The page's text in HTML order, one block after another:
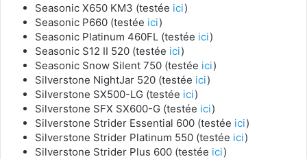
Seasonic X650 KM3 (testée ici)
Seasonic P660 (testée ici)
Seasonic Platinum 460FL (testée ici)
Seasonic S12 II 520 (testée ici)
Seasonic Snow Silent 750 (testée ici)
Silverstone NightJar 520 (testée ici)
Silverstone SX500-LG (testée ici)
Silverstone SFX SX600-G (testée ici)
Silverstone Strider Essential 600 (testée ici)
Silverstone Strider Platinum 550 (testée ici)
Silverstone Strider Plus 600 (testée ici)